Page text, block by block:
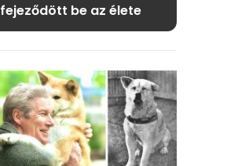
fejeződött be az élete